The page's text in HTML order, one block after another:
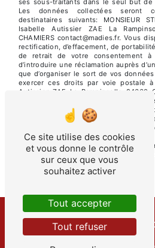
ses sous-traitants dans le seul but de
Les données collectées seront
destinataires suivants: MONSIEUR
Isabelle Autissier ZAE La
CHAMIERS contact@madies.fr. Vous
rectification, d’effacement, de
de retrait de votre consentement
d’introduire une réclamation auprès
que d’organiser le sort de vos
exercer ces droits par voie postale à
Autissier ZAE La Rampinsolle 24660
par courrier électronique à
justificatif d'identité pourra vous être
vos données pendant la période de
durée de prescription légale aux fins
contentieux. Vous avez le droit
d'opposition au démarchage
adresse:Bloctel.gouv.fr .
d’informations sur vos droits.
Recherches
Vistalid - 2026 - Tous droits
Ce site utilise des cookies
et vous donne le contrôle
sur ceux que vous
souhaitez activer
Tout accepter
Tout refuser